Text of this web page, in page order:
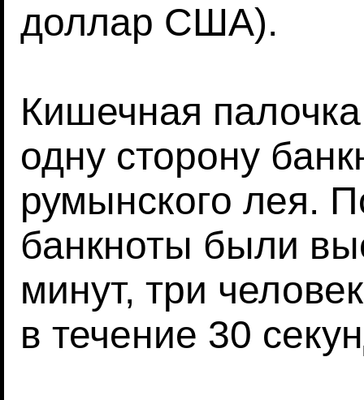
доллар США).
Кишечная
одну сторону
румынского лея.
банкноты были
минут, три
в течение 30